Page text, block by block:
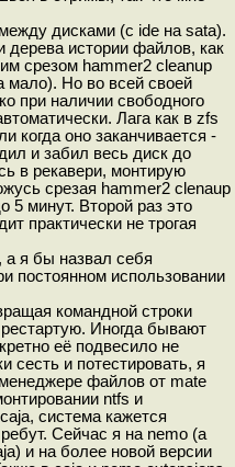
дисками (c ide на sata).
истории файлов, как
срезом hammer2 cleanup
мало). Но во всей своей
при наличии свободного
Лага как в zfs
когда оно заканчивается -
и забил весь диск до
в рекавери, монтирую
срезая hammer2 clenaup
5 минут. Второй раз это
практически не трогая
а я бы назвал себя
постоянном использовании
командной строки
Иногда бывают
её подвесило не
сесть и потестировать, я
файлов от mate
ntfs и
система кажется
Сейчас я на nemo (а
и на более новой версии